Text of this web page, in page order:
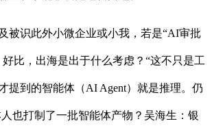
识此外小微企业或小我，若是“AI审批
比，出海是出于什么考虑？“这不只是工
提到的智能体（AI Agent）就是推理。仍
人也打制了一批智能体产物？吴海生：银